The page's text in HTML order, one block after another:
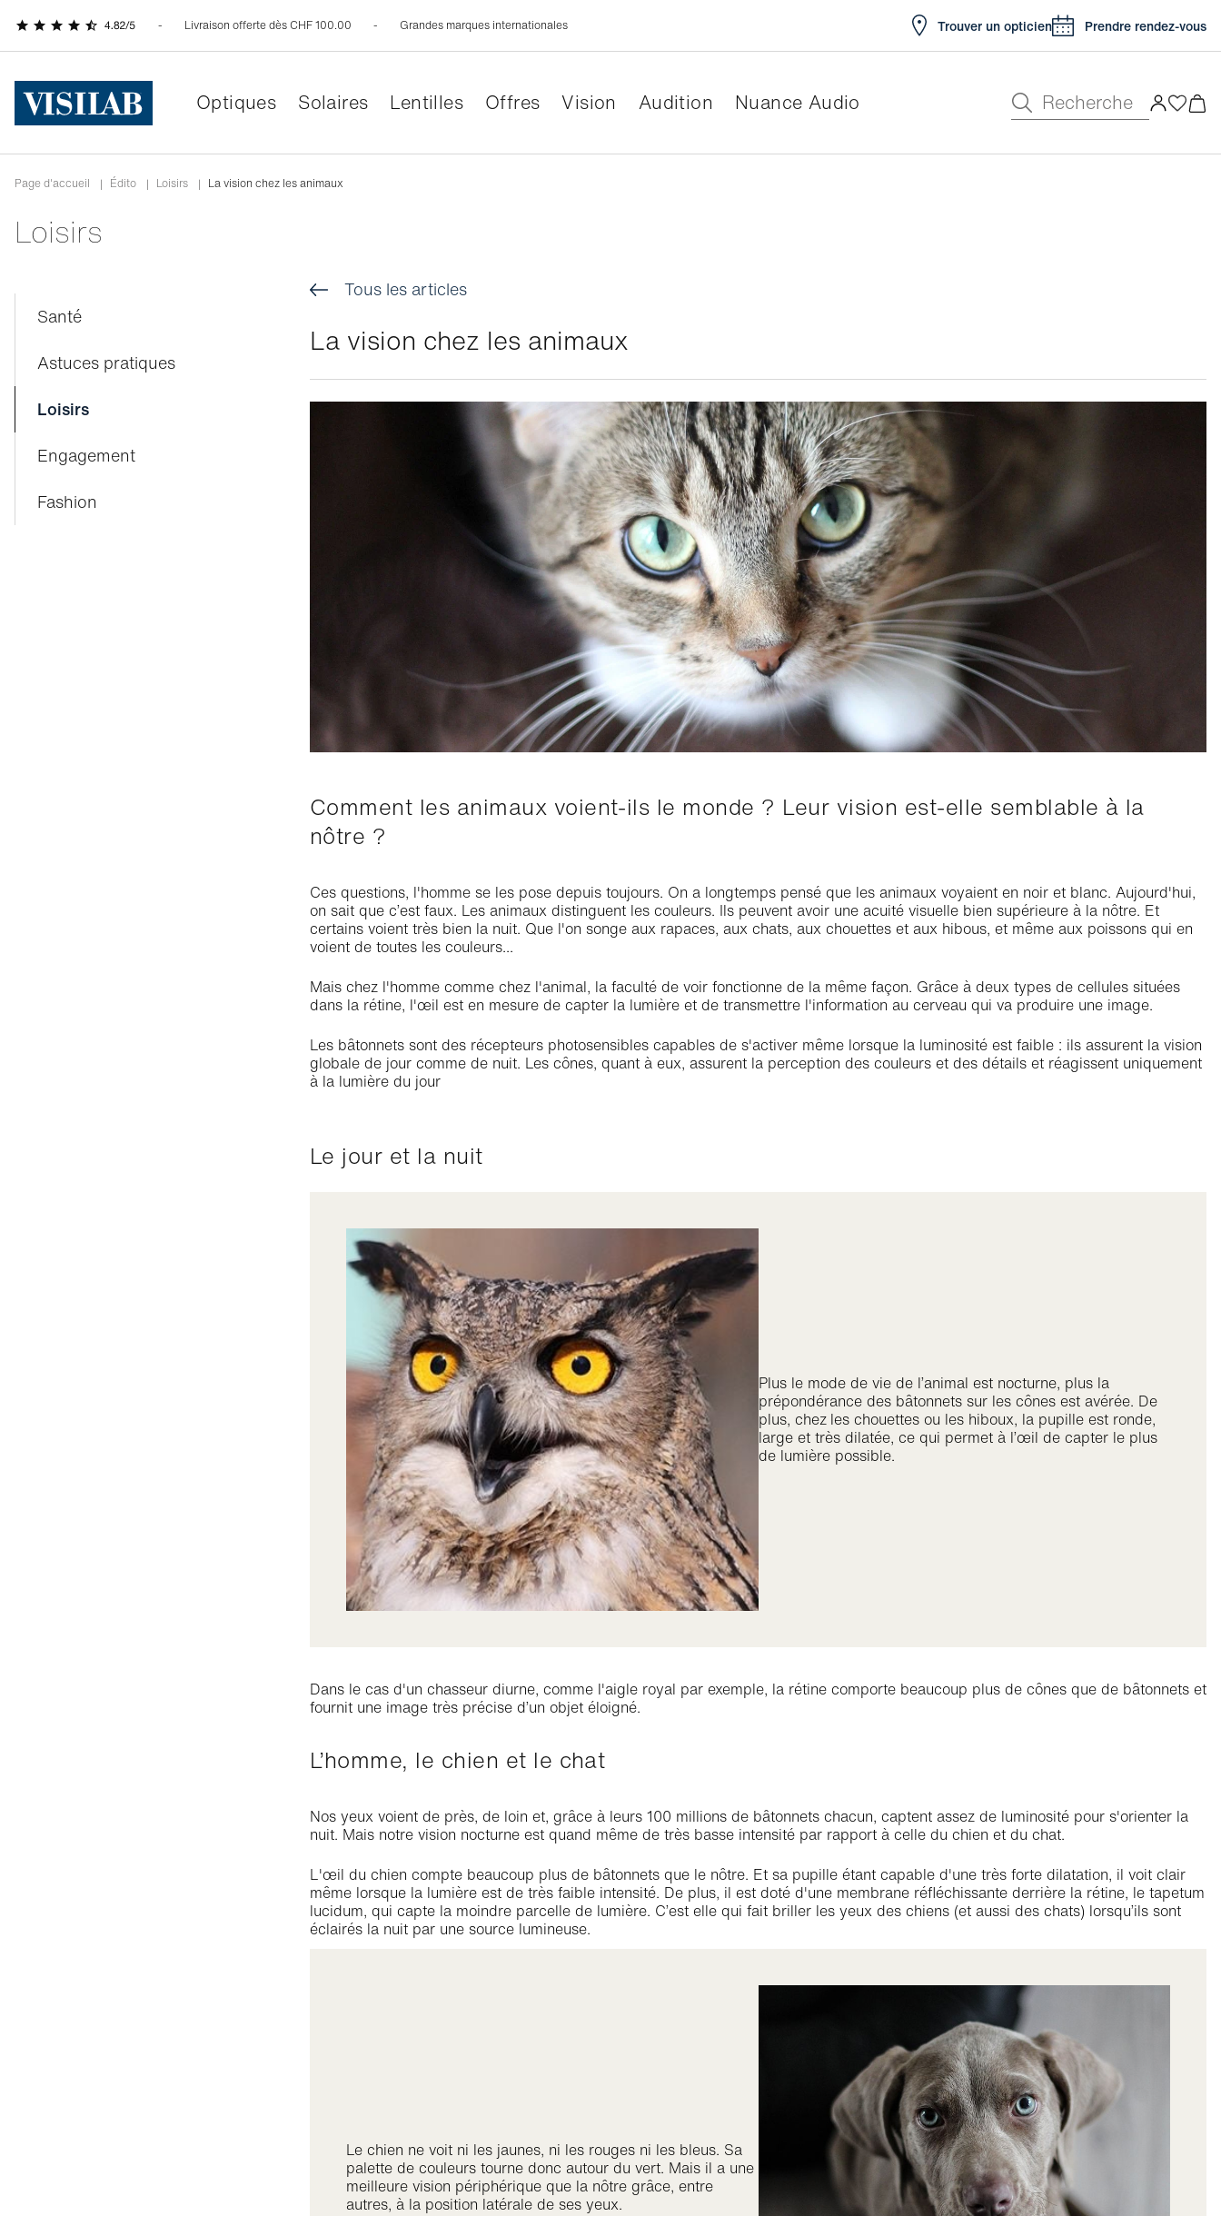
Livraison offerte dès CHF 100.00 Grandes marques internationales Trouver un opticien Prendre rendez-vous
Optiques Solaires Lentilles Offres Vision Audition Nuance Audio Recherche
Page d'accueil | Édito | Loisirs | La vision chez les animaux
Loisirs
Santé
Astuces pratiques
Loisirs
Engagement
Fashion
Tous les articles
La vision chez les animaux
Comment les animaux voient-ils le monde ? Leur vision est-elle semblable à la
nôtre ?
Ces questions, l'homme se les pose depuis toujours. On a longtemps pensé que les animaux voyaient en noir et blanc. Aujourd'hui,
on sait que c’est faux. Les animaux distinguent les couleurs. Ils peuvent avoir une acuité visuelle bien supérieure à la nôtre. Et
certains voient très bien la nuit. Que l'on songe aux rapaces, aux chats, aux chouettes et aux hibous, et même aux poissons qui en
voient de toutes les couleurs...
Mais chez l'homme comme chez l'animal, la faculté de voir fonctionne de la même façon. Grâce à deux types de cellules situées
dans la rétine, l'œil est en mesure de capter la lumière et de transmettre l'information au cerveau qui va produire une image.
Les bâtonnets sont des récepteurs photosensibles capables de s'activer même lorsque la luminosité est faible : ils assurent la vision
globale de jour comme de nuit. Les cônes, quant à eux, assurent la perception des couleurs et des détails et réagissent uniquement
à la lumière du jour
Le jour et la nuit
Plus le mode de vie de l’animal est nocturne, plus la
prépondérance des bâtonnets sur les cônes est avérée. De
plus, chez les chouettes ou les hiboux, la pupille est ronde,
large et très dilatée, ce qui permet à l’œil de capter le plus
de lumière possible.
Dans le cas d'un chasseur diurne, comme l'aigle royal par exemple, la rétine comporte beaucoup plus de cônes que de bâtonnets et
fournit une image très précise d’un objet éloigné.
L’homme, le chien et le chat
Nos yeux voient de près, de loin et, grâce à leurs 100 millions de bâtonnets chacun, captent assez de luminosité pour s'orienter la
nuit. Mais notre vision nocturne est quand même de très basse intensité par rapport à celle du chien et du chat.
L'œil du chien compte beaucoup plus de bâtonnets que le nôtre. Et sa pupille étant capable d'une très forte dilatation, il voit clair
même lorsque la lumière est de très faible intensité. De plus, il est doté d'une membrane réfléchissante derrière la rétine, le tapetum
lucidum, qui capte la moindre parcelle de lumière. C’est elle qui fait briller les yeux des chiens (et aussi des chats) lorsqu’ils sont
éclairés la nuit par une source lumineuse.
Le chien ne voit ni les jaunes, ni les rouges ni les bleus. Sa
palette de couleurs tourne donc autour du vert. Mais il a une
meilleure vision périphérique que la nôtre grâce, entre
autres, à la position latérale de ses yeux.